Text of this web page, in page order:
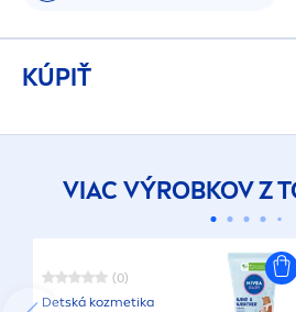
KÚPIŤ
VIAC VÝROBKOV Z
(0)
Detská kozmetika